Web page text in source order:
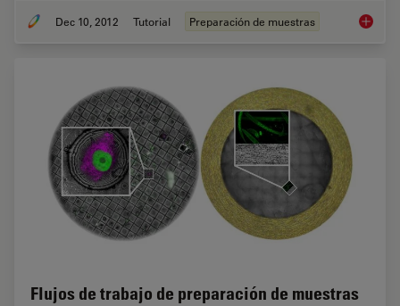
Dec 10, 2012 Tutorial Preparación de muestras Brief
Flujos de trabajo de preparación de muestras